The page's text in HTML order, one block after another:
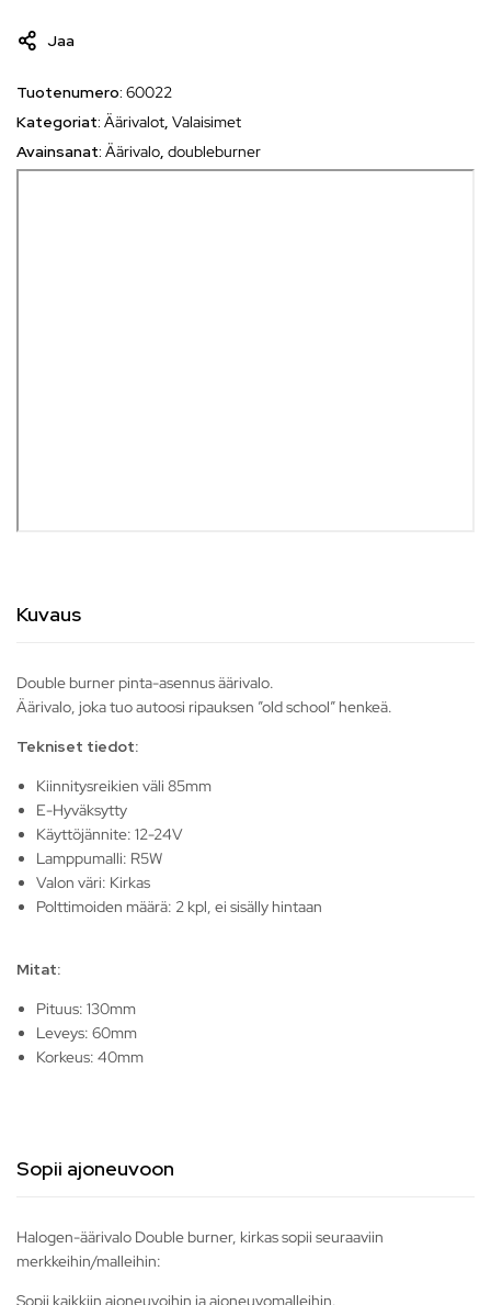
Jaa
Tuotenumero: 60022
Kategoriat: Äärivalot, Valaisimet
Avainsanat: Äärivalo, doubleburner
Kuvaus
Double burner pinta-asennus äärivalo.
Äärivalo, joka tuo autoosi ripauksen ”old school” henkeä.
Tekniset tiedot:
Kiinnitysreikien väli 85mm
E-Hyväksytty
Käyttöjännite: 12-24V
Lamppumalli: R5W
Valon väri: Kirkas
Polttimoiden määrä: 2 kpl, ei sisälly hintaan
Mitat:
Pituus: 130mm
Leveys: 60mm
Korkeus: 40mm
Sopii ajoneuvoon
Halogen-äärivalo Double burner, kirkas sopii seuraaviin
merkkeihin/malleihin:
Sopii kaikkiin ajoneuvoihin ja ajoneuvomalleihin.